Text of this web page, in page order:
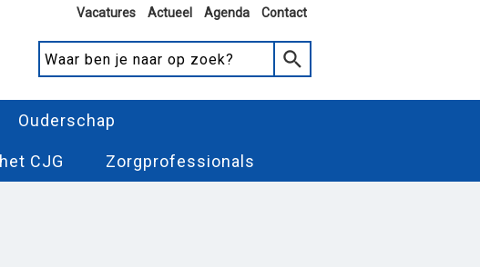
Vacatures Actueel Agenda Contact
Ouderschap
CJG Zorgprofessionals